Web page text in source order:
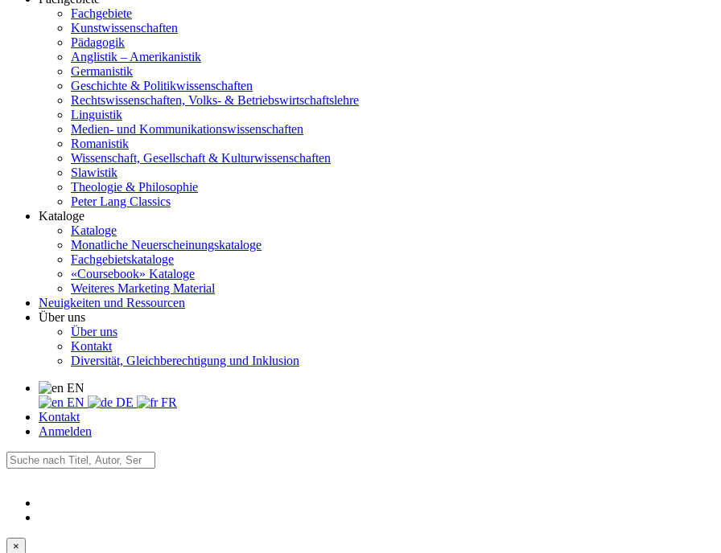
Fachgebiete
Kunstwissenschaften
Pädagogik
Anglistik – Amerikanistik
Germanistik
Geschichte & Politikwissenschaften
Rechtswissenschaften, Volks- & Betriebswirtschaftslehre
Linguistik
Medien- und Kommunikationswissenschaften
Romanistik
Wissenschaft, Gesellschaft & Kulturwissenschaften
Slawistik
Theologie & Philosophie
Peter Lang Classics
Kataloge
Kataloge
Monatliche Neuerscheinungskataloge
Fachgebietskataloge
«Coursebook» Kataloge
Weiteres Marketing Material
Neuigkeiten und Ressourcen
Über uns
Über uns
Kontakt
Diversität, Gleichberechtigung und Inklusion
EN
EN
DE
FR
Kontakt
Anmelden
×